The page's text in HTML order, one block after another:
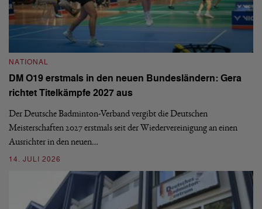
NATIONAL
DM O19 erstmals in den neuen Bundesländern: Gera
richtet Titelkämpfe 2027 aus
Der Deutsche Badminton-Verband vergibt die Deutschen
Meisterschaften 2027 erstmals seit der Wiedervereinigung an einen
Ausrichter in den neuen…
14. JULI 2026